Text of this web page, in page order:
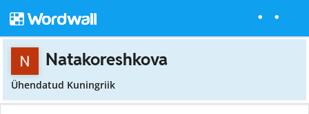
Natakoreshkova
Ühendatud Kuningriik